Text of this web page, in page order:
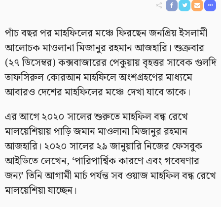
পাঁচ বছর পর মাহফিলের মঞ্চে ফিরছেন জনপ্রিয় ইসলামী
আলোচক মাওলানা মিজানুর রহমান আজহারি। শুক্রবার
(২৭ ডিসেম্বর) কক্সবাজারের পেকুয়ায় বৃহত্তর সাবেক গুলদি
তাফসিরুল কোরআন মাহফিলে অংশগ্রহণের মাধ্যমে
আবারও দেশের মাহফিলের মঞ্চে দেখা যাবে তাকে।
এর আগে ২০২০ সালের শুরুতে মাহফিল বন্ধ রেখে
মালয়েশিয়ায় পাড়ি জমান মাওলানা মিজানুর রহমান
আজহারি। ২০২০ সালের ২৯ জানুয়ারি নিজের ফেসবুক
আইডিতে লেখেন, ‘পারিপার্শ্বিক কারণে এবং গবেষণার
জন্য’ তিনি আগামী মার্চ পর্যন্ত সব ওয়াজ মাহফিল বন্ধ রেখে
মালয়েশিয়া যাচ্ছেন।